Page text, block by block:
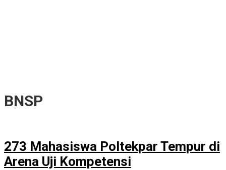
BNSP
273 Mahasiswa Poltekpar Tempur di
Arena Uji Kompetensi